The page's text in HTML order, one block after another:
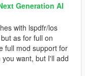
Generation AI
with lspdfr/los
as for full on
full mod support for
want, but I'll add